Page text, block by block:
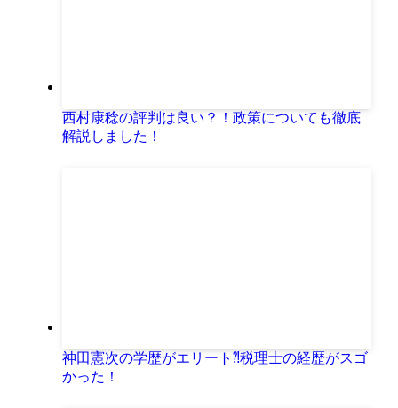
西村康稔の評判は良い？！政策についても徹底
解説しました！
神田憲次の学歴がエリート⁈税理士の経歴がスゴ
かった！